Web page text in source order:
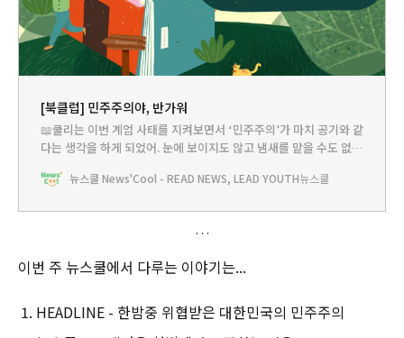
[북클럽] 민주주의야, 반가워
📖쿨리는 이번 계엄 사태를 지켜보면서 ‘민주주의’가 마치 공기와 같
다는 생각을 하게 되었어. 눈에 보이지도 않고 냄새를 맡을 수도 없는
다면 우리는 살 수가 없잖아. 민주주의도 마찬가지야. 우리가 그동안
뉴스쿨 News'Cool - READ NEWS, LEAD YOUTH뉴스쿨
이번 주 뉴스쿨에서 다루는 이야기는...
HEADLINE - 한밤중 위협받은 대한민국의 민주주의